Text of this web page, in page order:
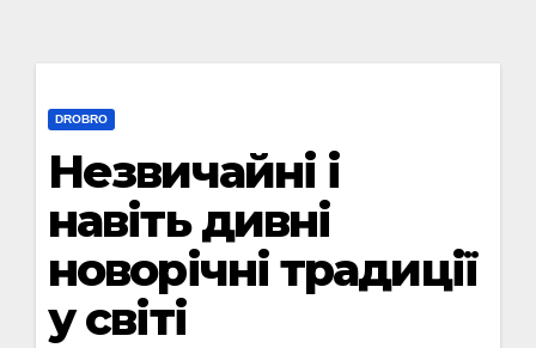
DROBRO
Незвичайні і
навіть дивні
новорічні традиції
у світі